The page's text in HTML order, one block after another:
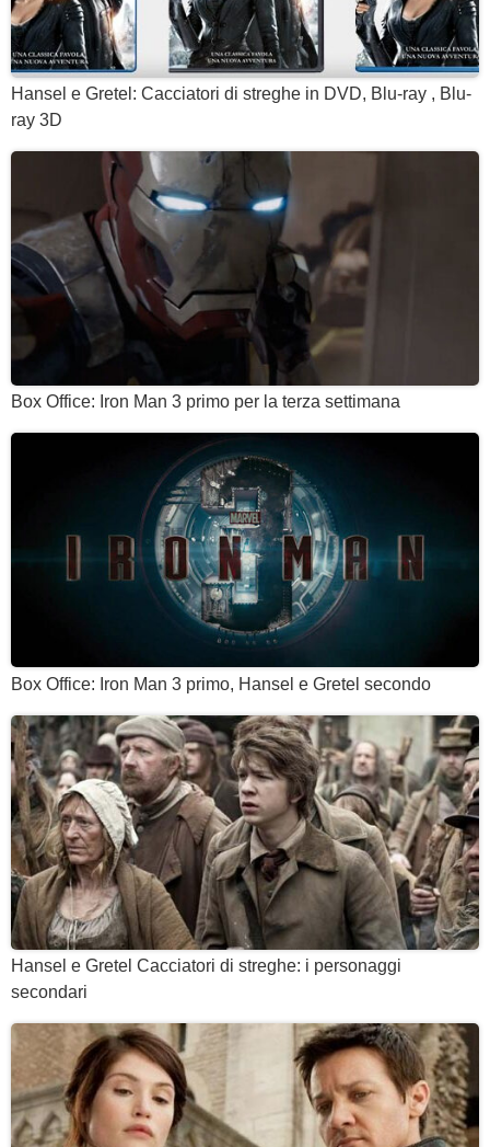
Hansel e Gretel: Cacciatori di streghe in DVD, Blu-ray , Blu-
ray 3D
Box Office: Iron Man 3 primo per la terza settimana
Box Office: Iron Man 3 primo, Hansel e Gretel secondo
Hansel e Gretel Cacciatori di streghe: i personaggi
secondari